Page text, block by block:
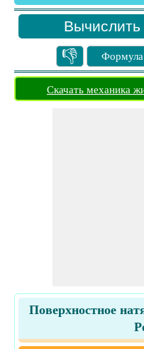
👎 Формула
Скачать механика
Поверхностное